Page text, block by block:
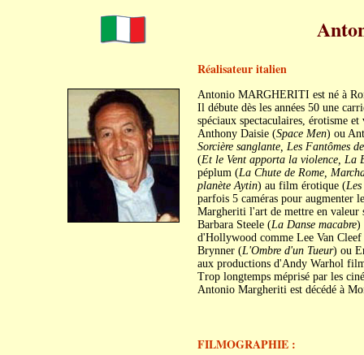
Réalisateur italien
Antonio MARGHERITI est né à
Il débute dès les années 50 une
spéciaux spectaculaires, érotisme
Anthony Daisie (Space Men) ou
Sorcière sanglante, Les Fantômes
(Et le Vent apporta la violence, La
péplum (La Chute de Rome,
planète Aytin) au film érotique (
parfois 5 caméras pour augmenter
Margheriti l'art de mettre en valeur
Barbara Steele (La Danse macabre)
d'Hollywood comme Lee Van Cleef
Brynner (L'Ombre d'un Tueur) ou
aux productions d'Andy Warhol
Trop longtemps méprisé par les
Antonio Margheriti est décédé à
FILMOGRAPHIE :